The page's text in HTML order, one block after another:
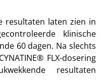
resultaten laten zien in
klinische
60 dagen. Na slechts
FLX-dosering
resultaten